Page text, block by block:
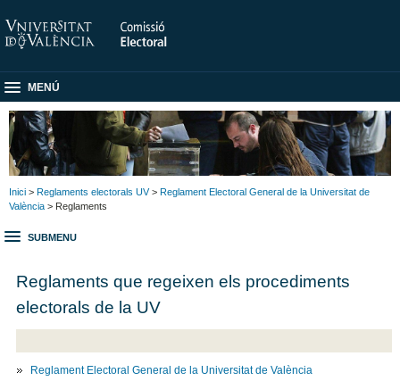
MENÚ
Inici > Reglaments electorals UV> Reglament Electoral General de la Universitat de
València > Reglaments
SUBMENU
Reglaments que regeixen els procediments
electorals de la UV
Reglament Electoral General de la Universitat de València